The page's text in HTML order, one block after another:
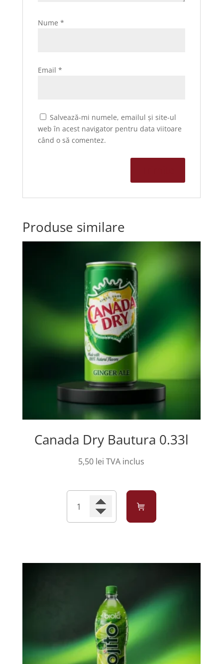
Nume *
Email *
Salvează-mi numele, emailul și site-ul
web în acest navigator pentru data viitoare
când o să comentez.
Produse similare
Canada Dry Bautura 0.33l
5,50 lei TVA inclus
Canada
Dry